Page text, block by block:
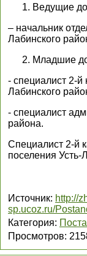
Ведущие
– начальник
Лабинского
Младшие
- специалист 2-й
Лабинского
- специалист
района.
Специалист 2-й
поселения
Источник: http://
sp.ucoz.ru/
Категория:
Просмотров: